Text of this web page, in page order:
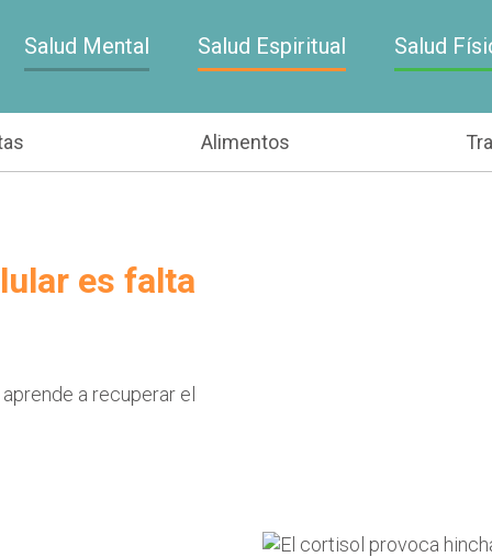
Salud Mental Salud Espiritual Salud
Alimentos
es falta
a recuperar el